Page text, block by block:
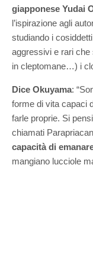
giapponese Yudai
l’ispirazione agli
studiando i
aggressivi e rari
in cleptomane…) i
Dice Okuyama:
forme di vita capaci
farle proprie. Si
chiamati
capacità di
mangiano lucciole